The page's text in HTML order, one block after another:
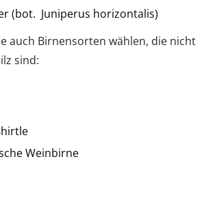
(bot. Juniperus horizontalis)
auch Birnensorten wählen, die nicht
sind:
Weinbirne